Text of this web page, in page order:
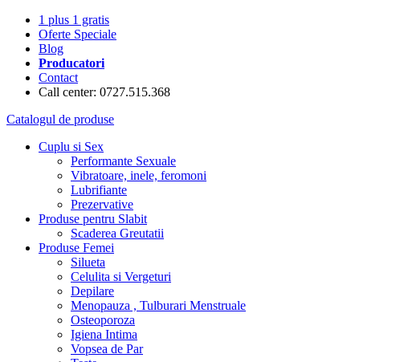
1 plus 1 gratis
Oferte Speciale
Blog
Producatori
Contact
Call center: 0727.515.368
Catalogul de produse
Cuplu si Sex
Performante Sexuale
Vibratoare, inele, feromoni
Lubrifiante
Prezervative
Produse pentru Slabit
Scaderea Greutatii
Produse Femei
Silueta
Celulita si Vergeturi
Depilare
Menopauza , Tulburari Menstruale
Osteoporoza
Igiena Intima
Vopsea de Par